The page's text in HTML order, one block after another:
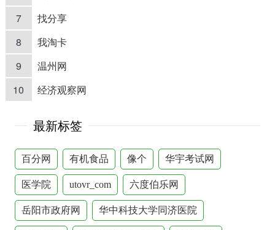
7
找分享
8
我淘卡
9
温州网
10
经济观察网
最新标签
百分网 有机食品 像个 华宇考试网
医学院 utovr_com 六度伯乐网
岳阳市政府网 华中科技大学同济医院